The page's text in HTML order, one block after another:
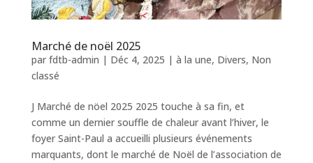
Marché de noël 2025
par fdtb-admin | Déc 4, 2025 | à la une, Divers, Non
classé
J Marché de nöel 2025 2025 touche à sa fin, et
comme un dernier souffle de chaleur avant l’hiver, le
foyer Saint-Paul a accueilli plusieurs événements
marquants, dont le marché de Noël de l’association de